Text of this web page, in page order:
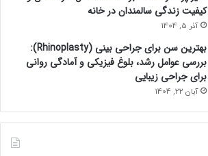
کیفیت زندگی سالمندان در خانه
آذر 5, 1404
بهترین سن برای جراحی بینی (Rhinoplasty):
بررسی عوامل رشد، بلوغ فیزیکی و آمادگی روانی
برای جراحی زیبایی
آبان 22, 1404